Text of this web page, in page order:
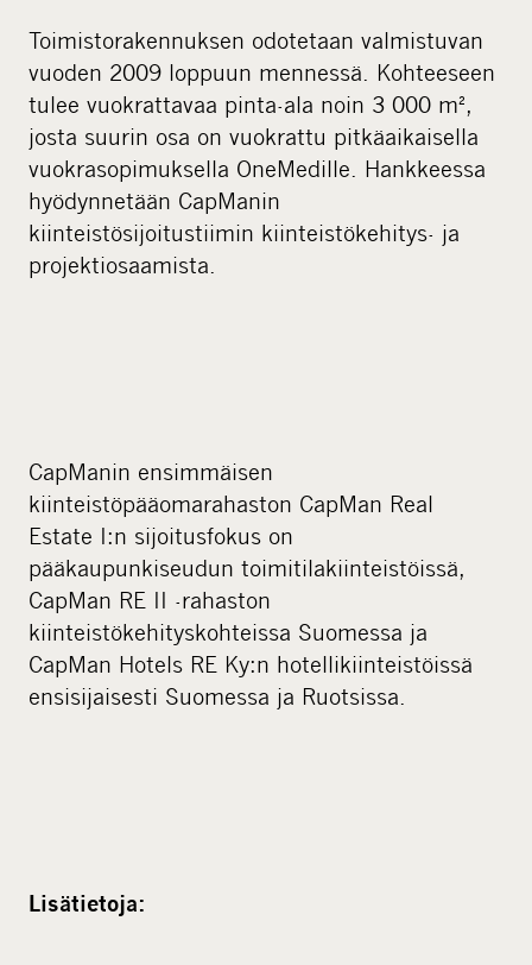
Toimistorakennuksen odotetaan valmistuvan
vuoden 2009 loppuun mennessä. Kohteeseen
tulee vuokrattavaa pinta-ala noin 3 000 m²,
josta suurin osa on vuokrattu pitkäaikaisella
vuokrasopimuksella OneMedille. Hankkeessa
hyödynnetään CapManin
kiinteistösijoitustiimin kiinteistökehitys- ja
projektiosaamista.
CapManin ensimmäisen
kiinteistöpääomarahaston CapMan Real
Estate I:n sijoitusfokus on
pääkaupunkiseudun toimitilakiinteistöissä,
CapMan RE II -rahaston
kiinteistökehityskohteissa Suomessa ja
CapMan Hotels RE Ky:n hotellikiinteistöissä
ensisijaisesti Suomessa ja Ruotsissa.
Lisätietoja: